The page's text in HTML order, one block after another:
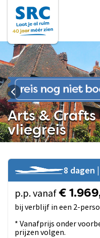
Arts &
vliegreis
8 dagen
p.p. vanaf€
bij verblijf in een 2-
* Vanafprijs onder
prijzen volgen.